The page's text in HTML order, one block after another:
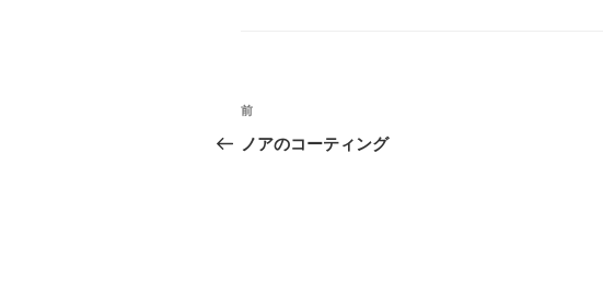
投
稿
前
の
前
ノアのコーティング